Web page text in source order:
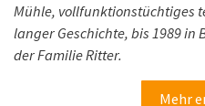
Mühle, vollfunktionstüchtiges
langer Geschichte, bis 1989 in
der Familie Ritter.
Mehr